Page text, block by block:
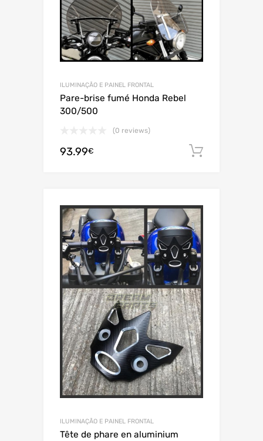
ILUMINAÇÃO E PAINEL FRONTAL
Pare-brise fumé Honda Rebel
300/500
(0 reviews)
93.99€
ILUMINAÇÃO E PAINEL FRONTAL
Tête de phare en aluminium